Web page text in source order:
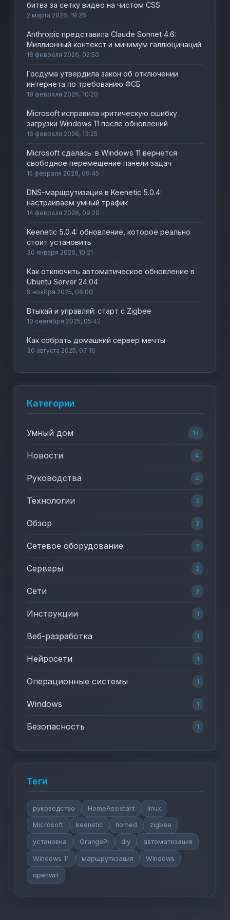
битва за сетку видео на чистом CSS
2 марта 2026, 19:26
Anthropic представила Claude Sonnet 4.6:
Миллионный контекст и минимум галлюцинаций
18 февраля 2026, 02:50
Госдума утвердила закон об отключении
интернета по требованию ФСБ
18 февраля 2026, 10:20
Microsoft исправила критическую ошибку
загрузки Windows 11 после обновлений
16 февраля 2026, 13:25
Microsoft сдалась: в Windows 11 вернется
свободное перемещение панели задач
15 февраля 2026, 09:45
DNS-маршрутизация в Keenetic 5.0.4:
настраиваем умный трафик
14 февраля 2026, 09:20
Keenetic 5.0.4: обновление, которое реально
стоит установить
30 января 2026, 10:21
Как отключить автоматическое обновление в
Ubuntu Server 24.04
9 ноября 2025, 06:00
Втыкай и управляй: старт с Zigbee
10 сентября 2025, 05:42
Как собрать домашний сервер мечты
30 августа 2025, 07:16
Категории
Умный дом 14
Новости 4
Руководства 4
Технологии 3
Обзор 3
Сетевое оборудование 2
Серверы 2
Сети 2
Инструкции 1
Веб-разработка 1
Нейросети 1
Операционные системы 1
Windows 1
Безопасность 1
Теги
руководство HomeAssistant linux
Microsoft keenetic homed zigbee
установка OrangePi diy автоматизация
Windows 11 маршрутизация Windows
openwrt